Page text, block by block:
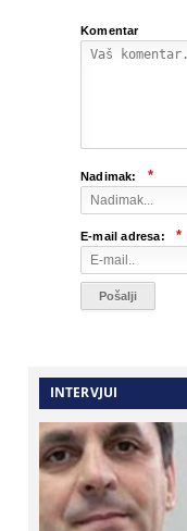
Komentar
Nadimak: *
E-mail adresa: *
INTERVJUI